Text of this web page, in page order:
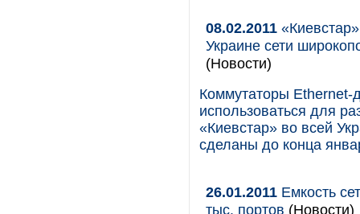
08.02.2011
Украине сети
(Новости)
Коммутаторы Ethernet-
использоваться для
«Киевстар» во всей
сделаны до конца
26.01.2011 Емкость
тыс. портов (Новости)